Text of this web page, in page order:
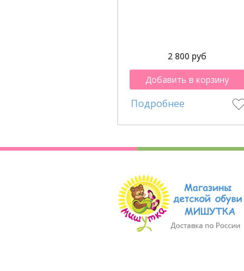
2 800 руб
Добавить в корзину
Подробнее